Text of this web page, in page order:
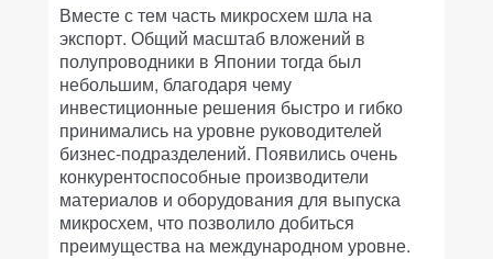
Вместе с тем часть микросхем шла на
экспорт. Общий масштаб вложений в
полупроводники в Японии тогда был
небольшим, благодаря чему
инвестиционные решения быстро и гибко
принимались на уровне руководителей
бизнес-подразделений. Появились очень
конкурентоспособные производители
материалов и оборудования для выпуска
микросхем, что позволило добиться
преимущества на международном уровне.